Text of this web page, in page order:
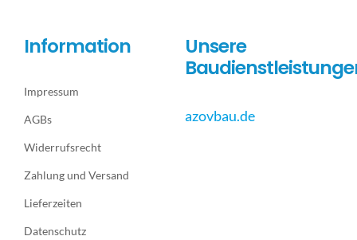
Information
Impressum
AGBs
Widerrufsrecht
Zahlung und Versand
Lieferzeiten
Datenschutz
Unsere
azovbau.de